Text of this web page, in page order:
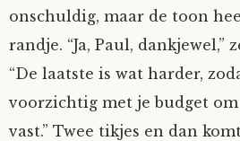
onschuldig, maar de toon
randje. “Ja, Paul, dankjewel,”
“De laatste is wat harder,
voorzichtig met je budget
vast.” Twee tikjes en dan